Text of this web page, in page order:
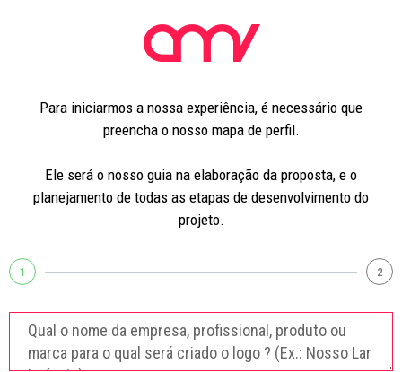
Para iniciarmos a nossa experiência, é necessário que
preencha o nosso mapa de perfil.
Ele será o nosso guia na elaboração da proposta, e o
planejamento de todas as etapas de desenvolvimento do
projeto.
1 2